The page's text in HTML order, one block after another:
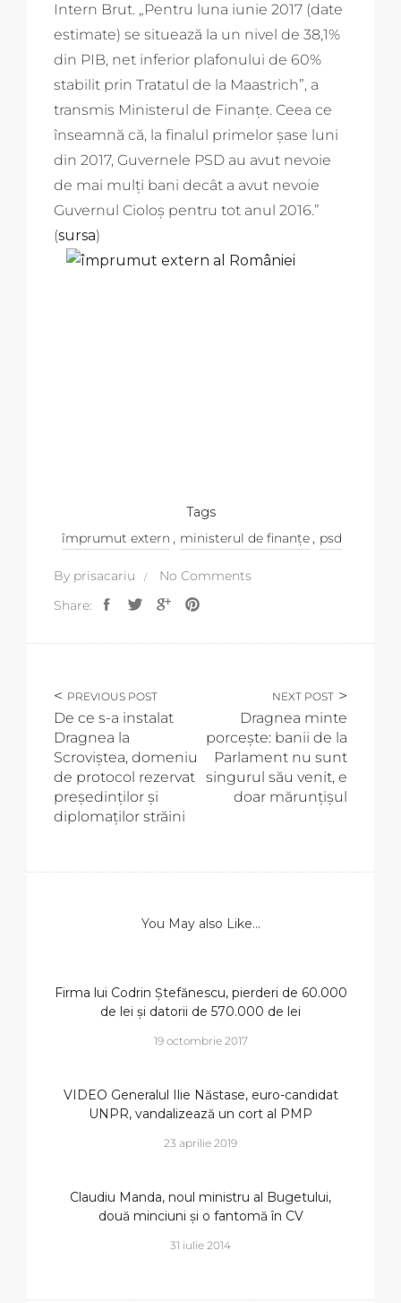
Intern Brut. „Pentru luna iunie 2017 (date
estimate) se situează la un nivel de 38,1%
din PIB, net inferior plafonului de 60%
stabilit prin Tratatul de la Maastrich”, a
transmis Ministerul de Finanțe. Ceea ce
înseamnă că, la finalul primelor șase luni
din 2017, Guvernele PSD au avut nevoie
de mai mulți bani decât a avut nevoie
Guvernul Cioloș pentru tot anul 2016.”
(sursa)
Tags
împrumut extern , ministerul de finanțe , psd
By prisacariu
No Comments
Share:
PREVIOUS POST
De ce s-a instalat
Dragnea la
Scroviștea, domeniu
de protocol rezervat
președinților și
diplomaților străini
NEXT POST
Dragnea minte
porcește: banii de la
Parlament nu sunt
singurul său venit, e
doar mărunțișul
You May also Like...
Firma lui Codrin Ștefănescu, pierderi de 60.000
de lei și datorii de 570.000 de lei
19 octombrie 2017
VIDEO Generalul Ilie Năstase, euro-candidat
UNPR, vandalizează un cort al PMP
23 aprilie 2019
Claudiu Manda, noul ministru al Bugetului,
două minciuni și o fantomă în CV
31 iulie 2014